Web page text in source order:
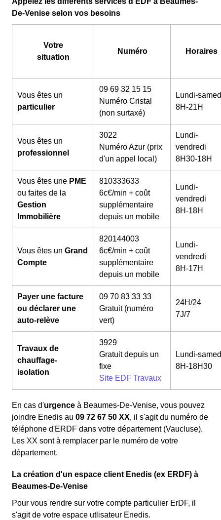
De-Venise selon vos besoins
Votre
situation
Numéro Horaires
Vous êtes un
particulier
09 69 32 15 15
Numéro Cristal
(non surtaxé)
Lundi-
8H-21H
Vous êtes un
professionnel
3022
Numéro Azur (prix
d'un appel local)
Lundi-
vendredi
8H30-18H
Vous êtes une PME
ou faites de la
Gestion
Immobilière
810333633
6c€/min + coût
supplémentaire
depuis un mobile
Lundi-
vendredi
8H-18H
Vous êtes un Grand
Compte
820144003
6c€/min + coût
supplémentaire
depuis un mobile
Lundi-
vendredi
8H-17H
Payer une facture
ou déclarer une
auto-relève
09 70 83 33 33
Gratuit (numéro
vert)
24H/24
7J/7
Travaux de
chauffage-
isolation
3929
Gratuit depuis un
fixe
Site EDF Travaux
Lundi-
8H-18H30
En cas d'urgence à Beaumes-De-Venise, vous pouvez
joindre Enedis au 09 72 67 50 XX, il s'agit du numéro de
téléphone d'ERDF dans votre département (Vaucluse).
Les XX sont à remplacer par le numéro de votre
département.
La création d'un espace client Enedis (ex ERDF) à
Beaumes-De-Venise
Pour vous rendre sur votre compte particulier ErDF, il
s'agit de votre espace utlisateur Enedis.